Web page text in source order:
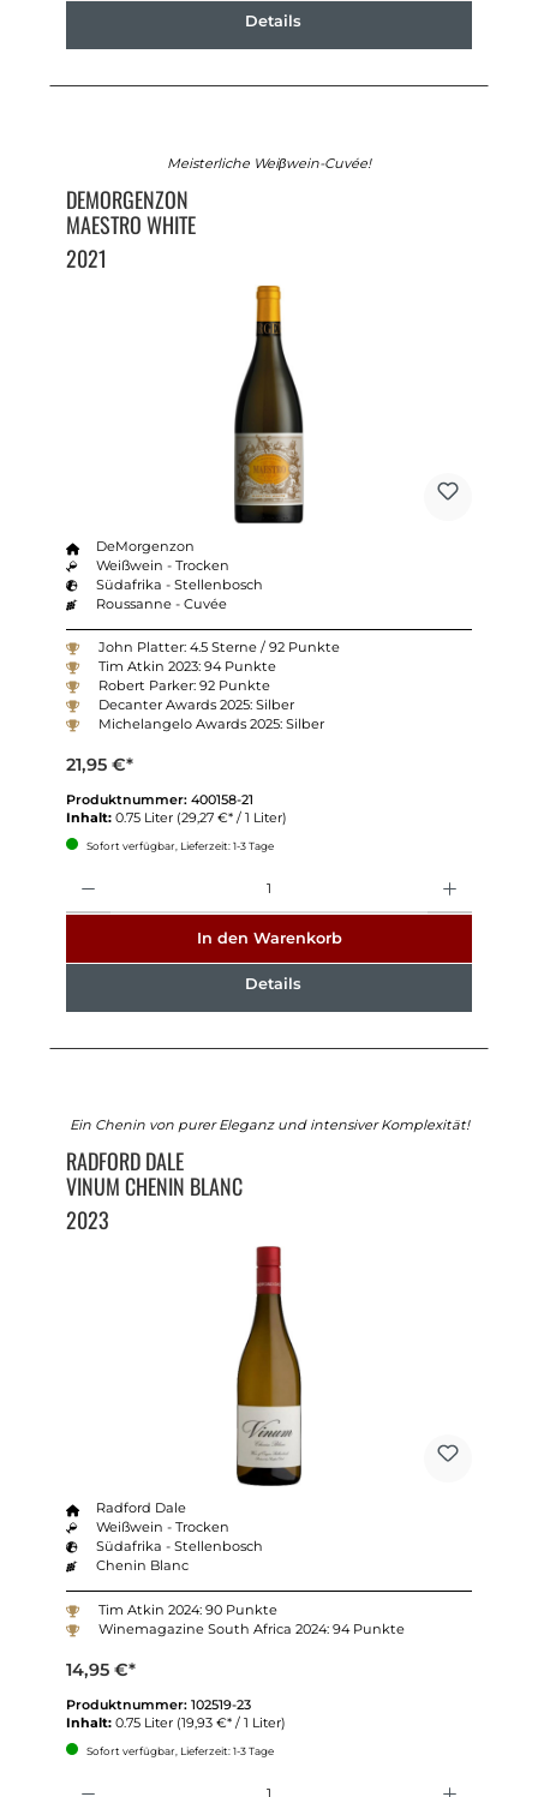
Details
Meisterliche Weiβwein-Cuvée!
DEMORGENZON
MAESTRO WHITE
2021
DeMorgenzon
Weißwein - Trocken
Südafrika - Stellenbosch
Roussanne - Cuvée
John Platter: 4.5 Sterne / 92 Punkte
Tim Atkin 2023: 94 Punkte
Robert Parker: 92 Punkte
Decanter Awards 2025: Silber
Michelangelo Awards 2025: Silber
21,95 €*
Produktnummer: 400158-21
Inhalt: 0.75 Liter (29,27 €* / 1 Liter)
Sofort verfügbar, Lieferzeit: 1-3 Tage
In den Warenkorb
Details
Ein Chenin von purer Eleganz und intensiver Komplexität!
RADFORD DALE
VINUM CHENIN BLANC
2023
Radford Dale
Weißwein - Trocken
Südafrika - Stellenbosch
Chenin Blanc
Tim Atkin 2024: 90 Punkte
Winemagazine South Africa 2024: 94 Punkte
14,95 €*
Produktnummer: 102519-23
Inhalt: 0.75 Liter (19,93 €* / 1 Liter)
Sofort verfügbar, Lieferzeit: 1-3 Tage